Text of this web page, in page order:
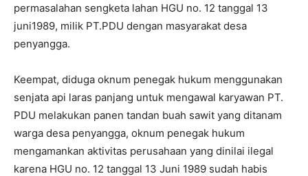
permasalahan sengketa lahan HGU no. 12 tanggal 13
juni1989, milik PT.PDU dengan masyarakat desa
penyangga.
Keempat, diduga oknum penegak hukum menggunakan
senjata api laras panjang untuk mengawal karyawan PT.
PDU melakukan panen tandan buah sawit yang ditanam
warga desa penyangga, oknum penegak hukum
mengamankan aktivitas perusahaan yang dinilai ilegal
karena HGU no. 12 tanggal 13 Juni 1989 sudah habis